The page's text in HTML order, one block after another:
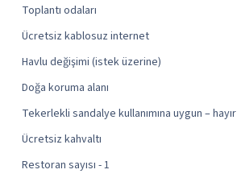
Toplantı odaları
Ücretsiz kablosuz internet
Havlu değişimi (istek üzerine)
Doğa koruma alanı
Tekerlekli sandalye kullanımına uygun – hayır
Ücretsiz kahvaltı
Restoran sayısı - 1